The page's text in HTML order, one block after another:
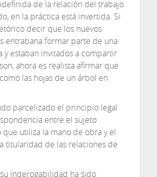
de la relación del trabajo
en la práctica está invertida. Si
decir que los nuevos
entrabana formar parte de una
y estaban invitados a compartir
ahora es realista afirmar que
las hojas de un árbol en
parcelizado el principio legal
entre el sujeto
que utiliza la mano de obra y el
titularidad de las relaciones de
inderogabilidad ha sido